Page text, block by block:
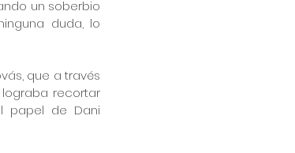
un soberbio
duda, lo
que a través
recortar
papel de Dani